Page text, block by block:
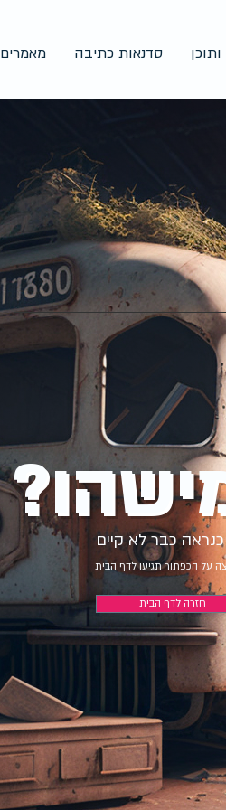
סדנאות כתיבה מאמרים
כבר לא קיים
על הכפתור תגיעו לדף הבית
חזרה לדף הבית